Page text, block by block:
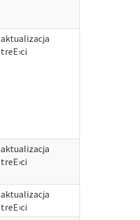
aktualizacja
treЕ›ci
aktualizacja
treЕ›ci
aktualizacja
treЕ›ci